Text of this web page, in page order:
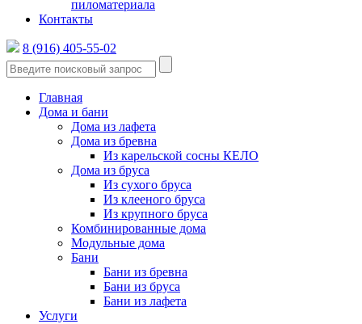
пиломатериала
Контакты
8 (916) 405-55-02
Главная
Дома и бани
Дома из лафета
Дома из бревна
Из карельской сосны КЕЛО
Дома из бруса
Из сухого бруса
Из клееного бруса
Из крупного бруса
Комбинированные дома
Модульные дома
Бани
Бани из бревна
Бани из бруса
Бани из лафета
Услуги